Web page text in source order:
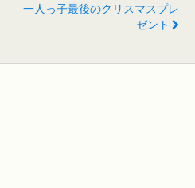
一人っ子最後のクリスマスプレ
ゼント